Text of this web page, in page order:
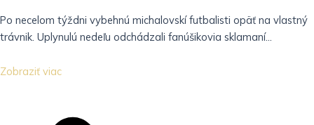
Po necelom týždni vybehnú michalovskí futbalisti opäť na vlastný
trávnik. Uplynulú nedeľu odchádzali fanúšikovia sklamaní...
Zobraziť viac